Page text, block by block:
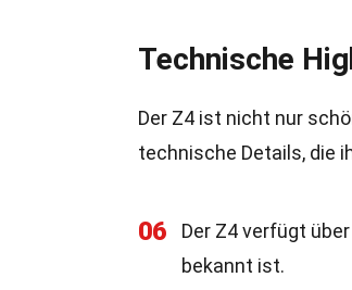
Technische
Der Z4 ist nicht nur
technische Details, die
06
Der Z4 verfügt
bekannt ist.